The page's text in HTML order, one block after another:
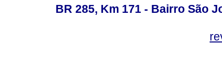
BR 285, Km 171 - Bairro São